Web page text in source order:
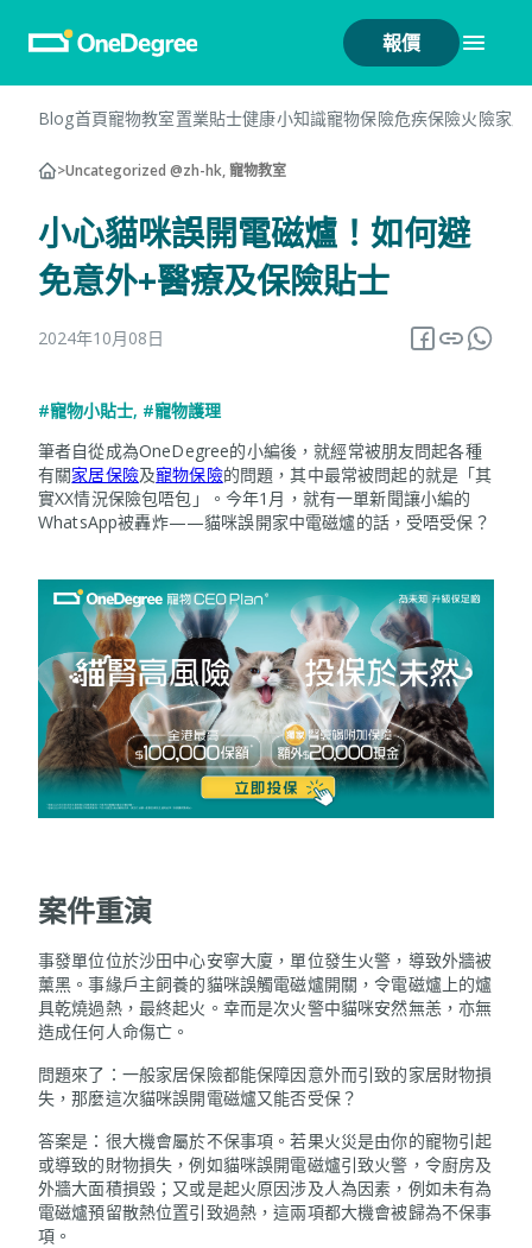
報價
Blog首頁寵物教室置業貼士健康小知識寵物保險危疾保險火險家
>Uncategorized @zh-hk, 寵物教室
小心貓咪誤開電磁爐！如何避
免意外+醫療及保險貼士
2024年10月08日
#寵物小貼士, #寵物護理
筆者自從成為OneDegree的小編後，就經常被朋友問起各種
有關家居保險及寵物保險的問題，其中最常被問起的就是「其
實XX情況保險包唔包」。今年1月，就有一單新聞讓小編的
WhatsApp被轟炸——貓咪誤開家中電磁爐的話，受唔受保？
案件重演
事發單位位於沙田中心安寧大廈，單位發生火警，導致外牆被
薰黑。事緣戶主飼養的貓咪誤觸電磁爐開關，令電磁爐上的爐
具乾燒過熱，最終起火。幸而是次火警中貓咪安然無恙，亦無
造成任何人命傷亡。
問題來了：一般家居保險都能保障因意外而引致的家居財物損
失，那麼這次貓咪誤開電磁爐又能否受保？
答案是：很大機會屬於不保事項。若果火災是由你的寵物引起
或導致的財物損失，例如貓咪誤開電磁爐引致火警，令廚房及
外牆大面積損毀；又或是起火原因涉及人為因素，例如未有為
電磁爐預留散熱位置引致過熱，這兩項都大機會被歸為不保事
項。